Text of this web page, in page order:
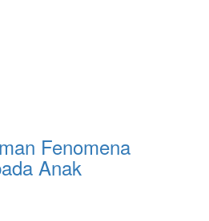
Fenomena
Anak